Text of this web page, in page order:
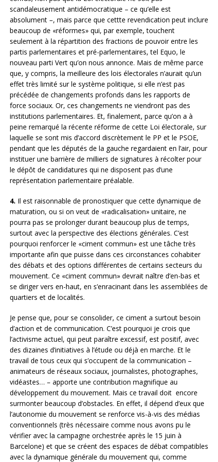
scandaleusement antidémocratique – ce qu’elle est
absolument –, mais parce que cettte revendication peut inclure
beaucoup de «réformes» qui, par exemple, touchent
seulement à la répartition des fractions de pouvoir entre les
partis parlementaires et pré-parlementaires, tel Equo, le
nouveau parti Vert qu’on nous annonce. Mais de même parce
que, y compris, la meilleure des lois électorales n’aurait qu’un
effet très limité sur le système politique, si elle n’est pas
précédée de changements profonds dans les rapports de
force sociaux. Or, ces changements ne viendront pas des
institutions parlementaires. Et, finalement, parce qu’on a à
peine remarqué la récente réforme de cette Loi électorale, sur
laquelle se sont mis d’accord discrètement le PP et le PSOE,
pendant que les députés de la gauche regardaient en l’air, pour
instituer une barrière de milliers de signatures à récolter pour
le dépôt de candidatures qui ne disposent pas d’une
représentation parlementaire préalable.
4. Il est raisonnable de pronostiquer que cette dynamique de
maturation, ou si on veut de «radicalisation» unitaire, ne
pourra pas se prolonger durant beaucoup plus de temps,
surtout avec la perspective des élections générales. C’est
pourquoi renforcer le «ciment commun» est une tâche très
importante afin que puisse dans ces circonstances cohabiter
des débats et des options différentes de certains secteurs du
mouvement. Ce «ciment commun» devrait naître d’en-bas et
se diriger vers en-haut, en s’enracinant dans les assemblées de
quartiers et de localités.
Je pense que, pour se consolider, ce ciment a surtout besoin
d’action et de communication. C’est pourquoi je crois que
l’activisme actuel, qui peut paraître excessif, est positif, avec
des dizaines d’initiatives à l’étude ou déjà en marche. Et le
travail de tous ceux qui s’occupent de la communication –
animateurs de réseaux sociaux, journalistes, photographes,
vidéastes… – apporte une contribution magnifique au
développement du mouvement. Mais ce travail doit encore
surmonter beaucoup d’obstacles. En effet, il dépend d’eux que
l’autonomie du mouvement se renforce vis-à-vis des médias
conventionnels (très nécessaire comme nous avons pu le
vérifier avec la campagne orchestrée après le 15 juin à
Barcelone) et que se créent des espaces de débat compatibles
avec la dynamique générale du mouvement qui, comme